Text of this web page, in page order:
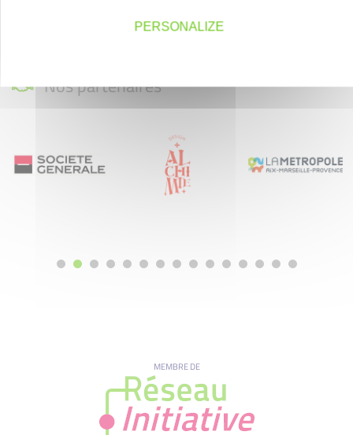
Nos partenaires
MEMBRE DE
PERSONALIZE